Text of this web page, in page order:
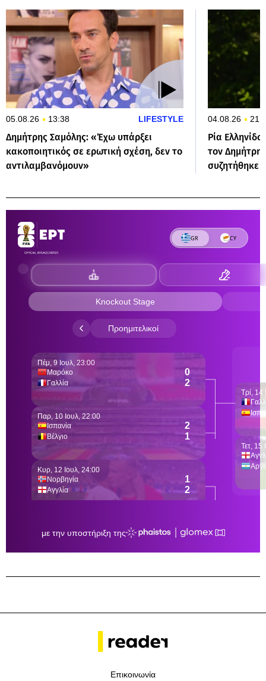
05.08.26 13:38 LIFESTYLE
Δημήτρης Σαμόλης: «Έχω υπάρξει
κακοποιητικός σε ερωτική σχέση, δεν το
αντιλαμβανόμουν»
04.08.26
Ρία
τον Δημήτρη
συζητήθηκε
Επικοινωνία